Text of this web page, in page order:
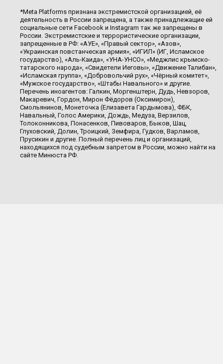
*Meta Platforms признана экстремистской организацией, её
деятельность в России запрещена, а также принадлежащие ей
социальные сети Facebook и Instagram так же запрещены в
России. Экстремистские и террористические организации,
запрещенные в РФ: «АУЕ», «Правый сектор», «Азов»,
«Украинская повстанческая армия», «ИГИЛ» (ИГ, Исламское
государство), «Аль-Каида», «УНА-УНСО», «Меджлис крымско-
татарского народа», «Свидетели Иеговы», «Движение Талибан»,
«Исламская группа», «Добровольчий рух», «Чёрный комитет»,
«Мужское государство», «Штабы Навального» и другие.
Перечень иноагентов: Галкин, Моргенштерн, Дудь, Невзоров,
Макаревич, Гордон, Мирон Фёдоров (Оксимирон),
Смольянинов, Монеточка (Елизавета Гардымова), ФБК,
Навальный, Голос Америки, Дождь, Медуза, Верзилов,
Толоконникова, Понасенков, Пивоваров, Быков, Шац,
Глуховский, Долин, Троицкий, Земфира, Гудков, Варламов,
Прусикин и другие. Полный перечень лиц и организаций,
находящихся под судебным запретом в России, можно найти на
сайте Минюста РФ.